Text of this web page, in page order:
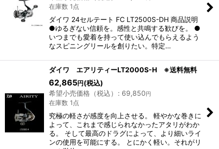
在庫数 1点
ダイワ 24セルテート FC LT2500S-DH 商品説明
●ゆるぎない信頼を。感性と共鳴する歓びを。 ●
いつまでも愛着を持って使い込んでもらえるよう
なスピニングリールを創りたい。特定…
ダイワ エアリティーLT2000S-H ※送料無料
62,865円 (税込)
希望小売価格（税込）
: 69,850円
在庫数 1点
究極の軽さが感度を向上させる。 軽やかな巻きに
よって、これまで感じられなかったアタリがわか
る。 そして最高のドラグによって、より細いライ
ンの使用を可能にする。 とにかく軽い。それがリ